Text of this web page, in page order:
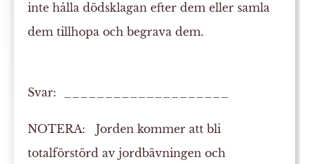
inte hålla dödsklagan efter dem eller samla
dem tillhopa ochbegrava dem.
Svar: ____________________
NOTERA: Jorden kommer att bli
totalförstörd av jordbävningen och